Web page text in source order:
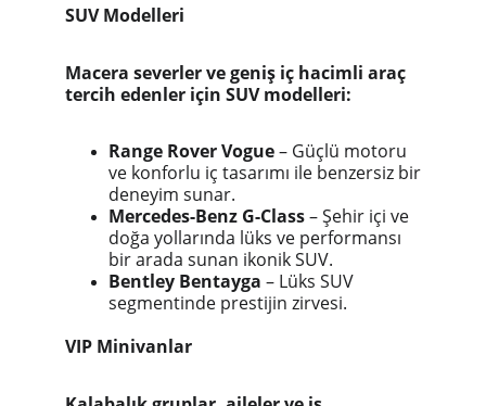
SUV Modelleri
Macera severler ve geniş iç hacimli araç
tercih edenler için SUV modelleri:
Range Rover Vogue– Güçlü motoru
ve konforlu iç tasarımı ile benzersiz bir
deneyim sunar.
Mercedes-Benz G-Class– Şehir içi ve
doğa yollarında lüks ve performansı
bir arada sunan ikonik SUV.
Bentley Bentayga – Lüks SUV
segmentinde prestijin zirvesi.
VIP Minivanlar